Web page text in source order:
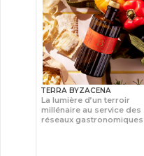
TERRA BYZACENA
La lumière d’un terroir
millénaire au service des
réseaux gastronomiques